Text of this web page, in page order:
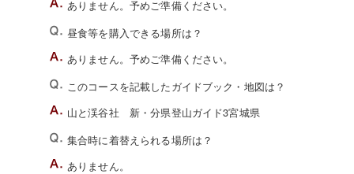
ありません。予めご準備ください。
昼食等を購入できる場所は？
ありません。予めご準備ください。
このコースを記載したガイドブック・地図は？
山と渓谷社 新・分県登山ガイド3宮城県
集合時に着替えられる場所は？
ありません。